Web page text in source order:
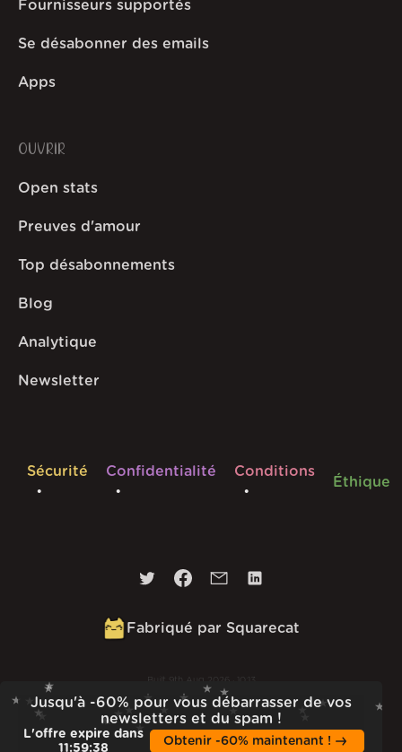
Jusqu'à -60% pour vous débarrasser de vos
newsletters et du spam !
L'offre expire dans
11:59:36
Obtenir -60% maintenant !
Fournisseurs supportés
Se désabonner des emails
Apps
OUVRIR
Open stats
Preuves d'amour
Top désabonnements
Blog
Analytique
Newsletter
Sécurité Confidentialité Conditions
Éthique
Fabriqué par Squarecat
Built 9th Aug 2026 · 10:13
v 1.56.1